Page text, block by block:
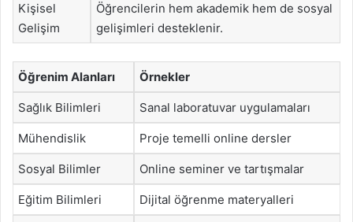
Kişisel
Gelişim
Öğrencilerin hem akademik hem de sosyal
gelişimleri desteklenir.
Öğrenim Alanları Örnekler
Sağlık Bilimleri Sanal laboratuvar uygulamaları
Mühendislik Proje temelli online dersler
Sosyal Bilimler Online seminer ve tartışmalar
Eğitim Bilimleri Dijital öğrenme materyalleri